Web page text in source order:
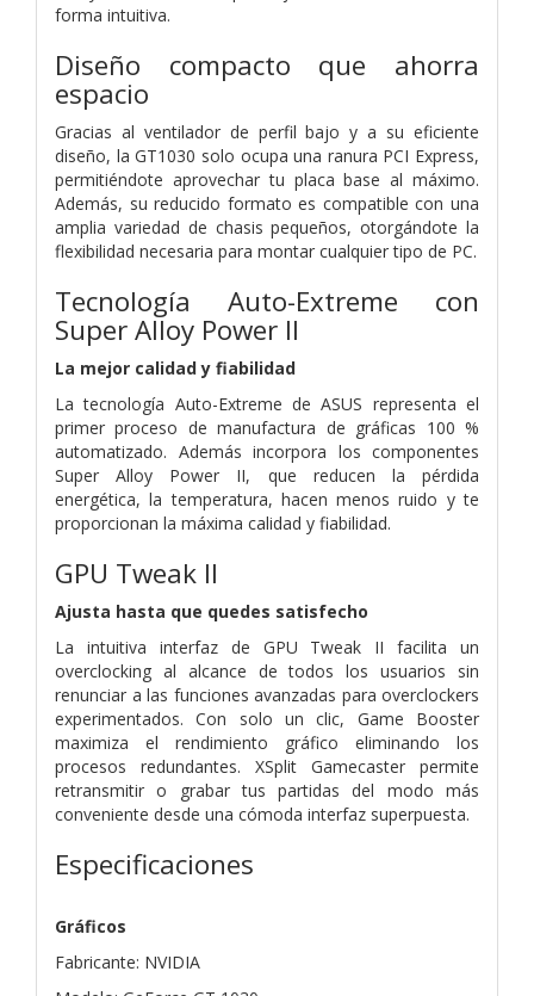
forma intuitiva.
Diseño compacto que ahorra
espacio
Gracias al ventilador de perfil bajo y a su eficiente
diseño, la GT1030 solo ocupa una ranura PCI Express,
permitiéndote aprovechar tu placa base al máximo.
Además, su reducido formato es compatible con una
amplia variedad de chasis pequeños, otorgándote la
flexibilidad necesaria para montar cualquier tipo de PC.
Tecnología Auto-Extreme con
Super Alloy Power II
La mejor calidad y fiabilidad
La tecnología Auto-Extreme de ASUS representa el
primer proceso de manufactura de gráficas 100 %
automatizado. Además incorpora los componentes
Super Alloy Power II, que reducen la pérdida
energética, la temperatura, hacen menos ruido y te
proporcionan la máxima calidad y fiabilidad.
GPU Tweak II
Ajusta hasta que quedes satisfecho
La intuitiva interfaz de GPU Tweak II facilita un
overclocking al alcance de todos los usuarios sin
renunciar a las funciones avanzadas para overclockers
experimentados. Con solo un clic, Game Booster
maximiza el rendimiento gráfico eliminando los
procesos redundantes. XSplit Gamecaster permite
retransmitir o grabar tus partidas del modo más
conveniente desde una cómoda interfaz superpuesta.
Especificaciones
Gráficos
Fabricante: NVIDIA